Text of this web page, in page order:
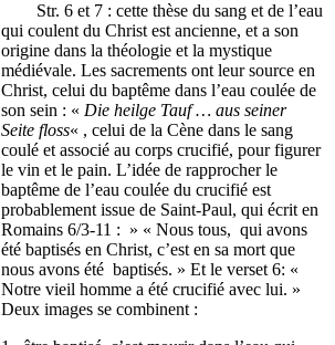
Str. 6 et 7 : cette thèse du sang et de l’eau
qui coulent du Christ est ancienne, et a son
origine dans la théologie et la mystique
médiévale. Les sacrements ont leur source en
Christ, celui du baptême dans l’eau coulée de
son sein : « Die heilge Tauf … aus seiner
Seite floss« , celui de la Cène dans le sang
coulé et associé au corps crucifié, pour figurer
le vin et le pain. L’idée de rapprocher le
baptême de l’eau coulée du crucifié est
probablement issue de Saint-Paul, qui écrit en
Romains 6/3-11 : » « Nous tous, qui avons
été baptisés en Christ, c’est en sa mort que
nous avons été baptisés. » Et le verset 6: «
Notre vieil homme a été crucifié avec lui. »
Deux images se combinent :